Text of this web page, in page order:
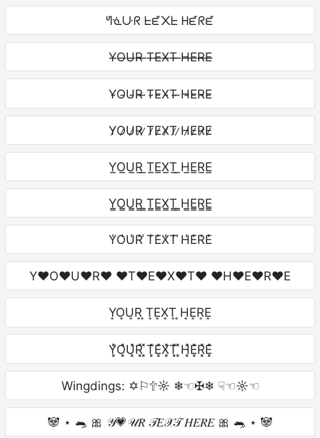
ᖻᓍᑘᖇ ᖶᘿ᙭ᖶ ᕼᘿᖇᘿ
Y̶O̶U̶R̶ ̶T̶E̶X̶T̶ ̶H̶E̶R̶E̶
Y̴O̴U̴R̴ ̴T̴E̴X̴T̴ ̴H̴E̴R̴E̴
Y̷O̷U̷R̷ ̷T̷E̷X̷T̷ ̷H̷E̷R̷E̷
Y̲O̲U̲R̲ ̲T̲E̲X̲T̲ ̲H̲E̲R̲E̲
Y̳O̳U̳R̳ ̳T̳E̳X̳T̳ ̳H̳E̳R̳E̳
Y̾O̾U̾R̾ ̾T̾E̾X̾T̾ ̾H̾E̾R̾E̾
Y♥O♥U♥R♥ ♥T♥E♥X♥T♥ ♥H♥E♥R♥E
Y͎O͎U͎R͎ ͎T͎E͎X͎T͎ ͎H͎E͎R͎E͎
Y͓̽O͓̽U͓̽R͓̽ ͓̽T͓̽E͓̽X͓̽T͓̽ ͓̽H͓̽E͓̽R͓̽E͓̽
Wingdings: ✡︎⚐︎🕆︎☼︎ ❄︎☜︎✠︎❄︎ ☟︎☜︎☼︎☜︎
🐼 ⋆ 🐀 🎀 𝒴💗𝒰𝑅 𝒯𝐸𝒳𝒯 𝐻𝐸𝑅𝐸 🎀 🐀 ⋆ 🐼